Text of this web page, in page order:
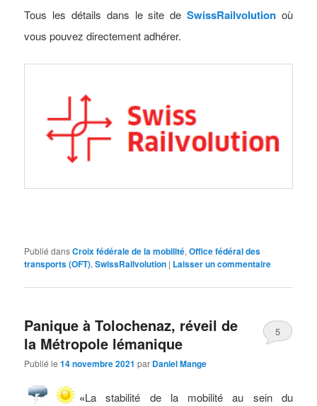
Tous les détails dans le site deSwissRailvolution où
vous pouvez directement adhérer.
Publié dansCroix fédérale de la mobilité,Office fédéral des
transports (OFT),SwissRailvolution | Laisser un commentaire
Panique à Tolochenaz, réveil de
la Métropole lémanique
Publié le14 novembre 2021 par Daniel Mange
5
«La stabilité de la mobilité au sein du